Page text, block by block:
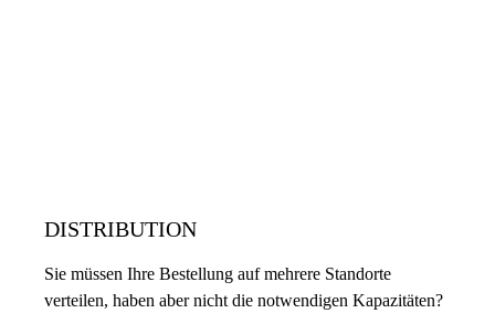
DISTRIBUTION
Sie müssen Ihre Bestellung auf mehrere Standorte
verteilen, haben aber nicht die notwendigen Kapazitäten?